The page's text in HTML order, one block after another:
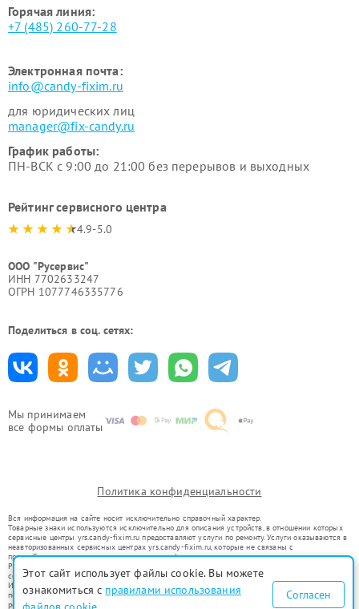
Мы принимаем
все формы оплаты
Горячая линия:
+7 (485) 260-77-28
Электронная почта:
info@candy-fixim.ru
для юридических лиц
manager@fix-candy.ru
График работы:
ПН-ВСК с 9:00 до 21:00 без перерывов и выходных
Рейтинг сервисного центра
4.9-5.0
ООО "Русервис"
ИНН 7702633247
ОГРН 1077746335776
Поделиться в соц. сетях:
Политика конфиденциальности
Вся информация на сайте носит исключительно справочный характер.
Товарные знаки используются исключительно для описания устройств, в отношении которых
сервисные центры yrs.candy-fixim.ru предоставляют услуги по ремонту. Услуги оказываются в
неавторизованных сервисных центрах yrs.candy-fixim.ru, которые не связаны с
правообладателями товарных знаков или их официальными представителями.
Ремонт осуществляется для устройств, уже введенных в гражданский оборот в соответствии
со статьей 1487 ГК РФ.
Использование товарных знаков не преследует цели индивидуализации услуг или введения
потребителей в заблуждение, а служит для информирования о предоставляемых услугах по
ремонту техники указанных брендов.
Этот сайт использует файлы cookie. Вы можете
ознакомиться с правилами использования
Согласен